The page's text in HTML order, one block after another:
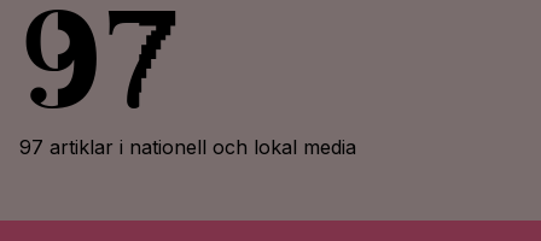
97
97 artiklar i nationell och lokal media